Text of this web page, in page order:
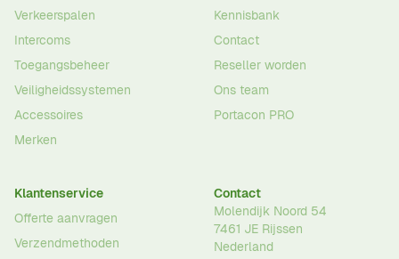
Verkeerspalen
Intercoms
Toegangsbeheer
Veiligheidssystemen
Accessoires
Merken
Kennisbank
Contact
Reseller worden
Ons team
Portacon PRO
Klantenservice
Offerte aanvragen
Verzendmethoden
Contact
Molendijk Noord 54
7461 JE Rijssen
Nederland